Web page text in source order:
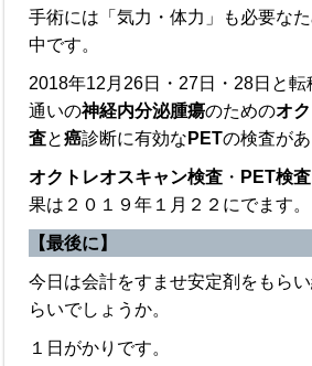
手術には「気力・体力」も必要な
中です。
2018年12月26日・27日・28日と転
通いの神経内分泌腫瘍のためのオ
査と癌診断に有効な PETの検査があ
オクトレオスキャン検査 ・ PET検査
果は２０１９年１月２２にでます。
【最後に】
今日は会計をすませ安定剤をもら
らいでしょうか。
１日がかりです。